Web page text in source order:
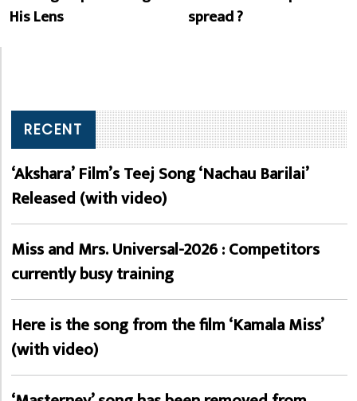
His Lens
spread ?
RECENT
‘Akshara’ Film’s Teej Song ‘Nachau Barilai’
Released (with video)
Miss and Mrs. Universal-2026 : Competitors
currently busy training
Here is the song from the film ‘Kamala Miss’
(with video)